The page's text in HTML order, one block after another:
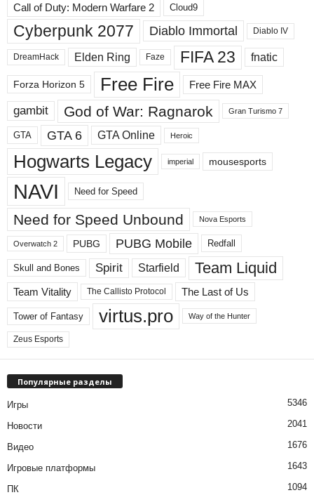
е
а
д
е
ы
Call of Duty: Modern Warfare 2 Cloud9
Cyberpunk 2077 Diablo Immortal Diablo IV
DreamHack Elden Ring Faze FIFA 23 fnatic
Forza Horizon 5 Free Fire Free Fire MAX
gambit God of War: Ragnarok Gran Turismo 7
GTA GTA 6 GTA Online Heroic
Hogwarts Legacy imperial mousesports
NAVI Need for Speed
Need for Speed ​​Unbound Nova Esports
Overwatch 2 PUBG PUBG Mobile Redfall
Skull and Bones Spirit Starfield Team Liquid
Team Vitality The Callisto Protocol The Last of Us
Tower of Fantasy virtus.pro Way of the Hunter
Zeus Esports
Популярные разделы
Игры 5346
Новости 2041
Видео 1676
Игровые платформы 1643
ПК 1094